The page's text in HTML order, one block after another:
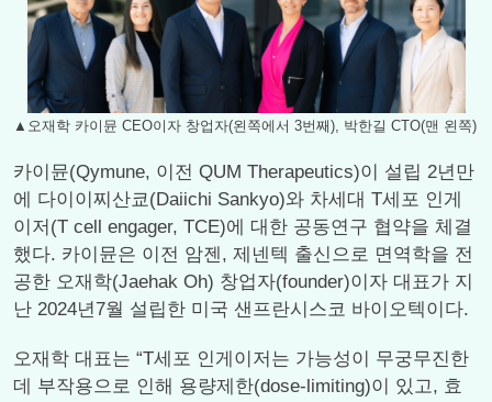
▲오재학 카이뮨 CEO이자 창업자(왼쪽에서 3번째), 박한길 CTO(맨 왼쪽)
카이뮨(Qymune, 이전 QUM Therapeutics)이 설립 2년만
에 다이이찌산쿄(Daiichi Sankyo)와 차세대 T세포 인게
이저(T cell engager, TCE)에 대한 공동연구 협약을 체결
했다. 카이뮨은 이전 암젠, 제넨텍 출신으로 면역학을 전
공한 오재학(Jaehak Oh) 창업자(founder)이자 대표가 지
난 2024년7월 설립한 미국 샌프란시스코 바이오텍이다.
오재학 대표는 “T세포 인게이저는 가능성이 무궁무진한
데 부작용으로 인해 용량제한(dose-limiting)이 있고, 효